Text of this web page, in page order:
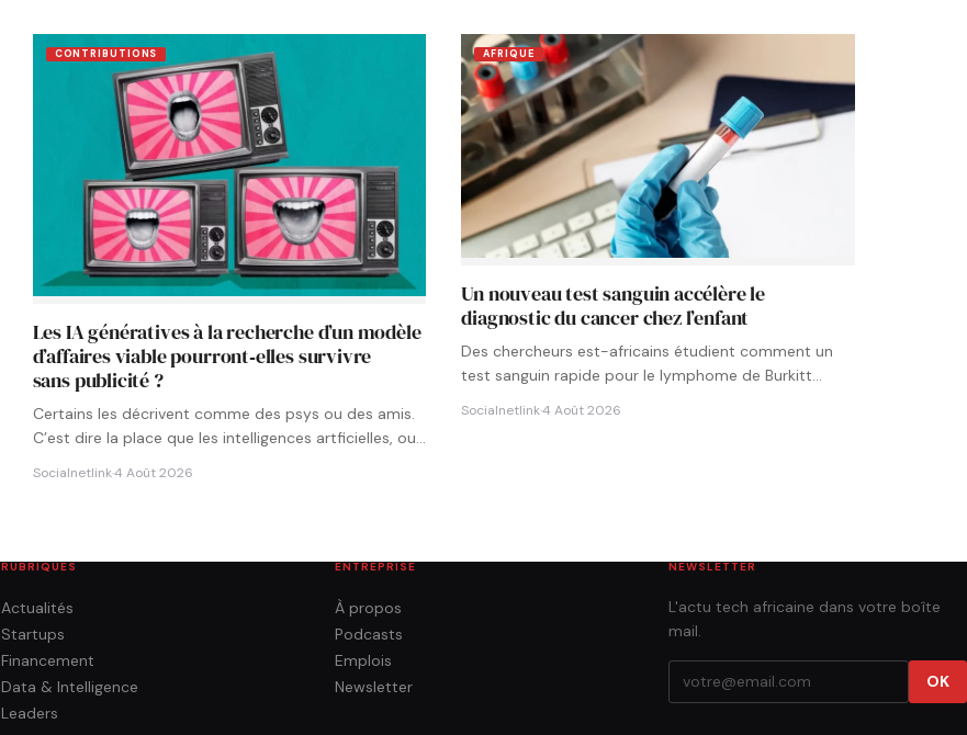
CONTRIBUTIONS
Les IA génératives à la recherche d’un modèle
d’affaires viable pourront‑elles survivre
sans publicité ?
Certains les décrivent comme des psys ou des amis.
C’est dire la place que les intelligences artficielles, ou…
Socialnetlink·4 Août 2026
AFRIQUE
Un nouveau test sanguin accélère le
diagnostic du cancer chez l’enfant
Des chercheurs est-africains étudient comment un
test sanguin rapide pour le lymphome de Burkitt
Socialnetlink·4 Août 2026
RUBRIQUES
Actualités
Startups
Financement
Data & Intelligence
Leaders
ENTREPRISE
À propos
Podcasts
Emplois
Newsletter
NEWSLETTER
L'actu tech africaine dans votre boîte
mail.
OK